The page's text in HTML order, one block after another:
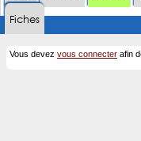
Fiches
Vous devez vous connecter afin